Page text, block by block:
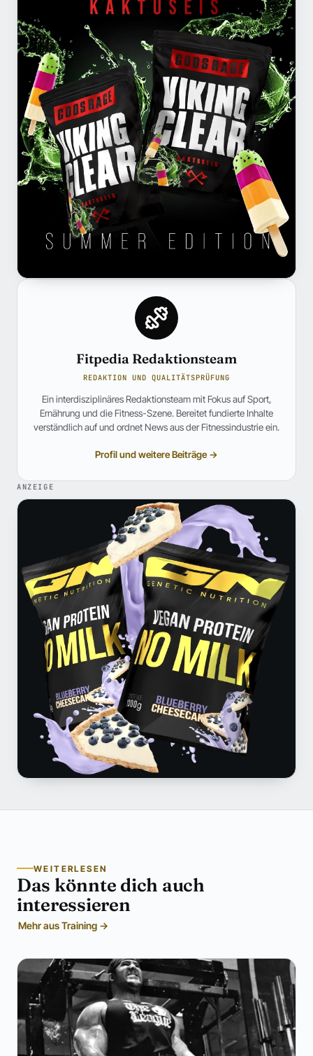
Fitpedia Redaktionsteam
REDAKTION UND QUALITÄTSPRÜFUNG
Ein interdisziplinäres Redaktionsteam mit Fokus auf Sport,
Ernährung und die Fitness-Szene. Bereitet fundierte Inhalte
verständlich auf und ordnet News aus der Fitnessindustrie ein.
Profil und weitere Beiträge →
ANZEIGE
WEITERLESEN
Das könnte dich auch
interessieren
Mehr aus Training →